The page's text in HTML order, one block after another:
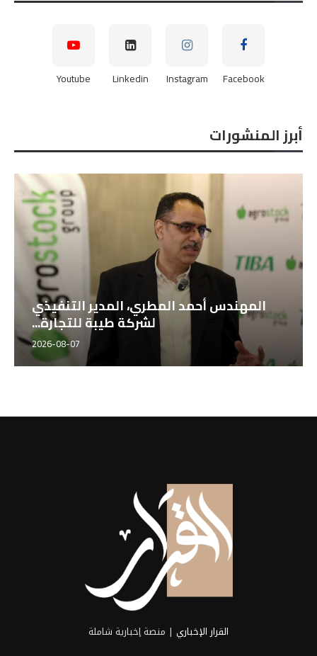
Facebook
Instagram
Linkedin
Youtube
أبرز المنشورات
المهندس أحمد المطري، المدير التنفيذي
لشركة طيبة للتجارة...
2026-08-07
القرار الإخباري | منصة إخبارية شاملة